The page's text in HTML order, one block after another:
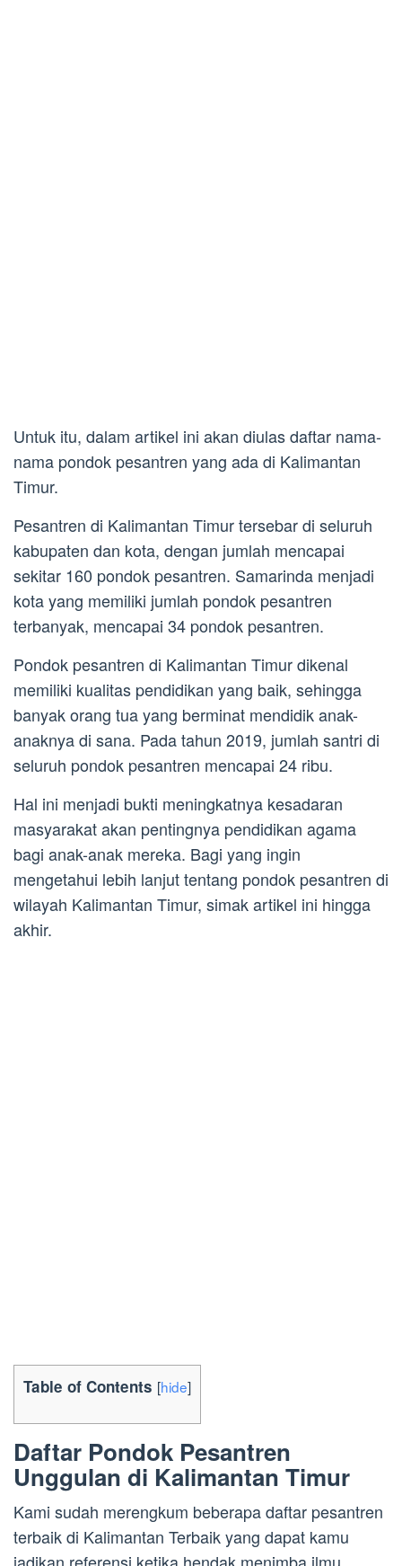
Untuk itu, dalam artikel ini akan diulas daftar nama-
nama pondok pesantren yang ada di Kalimantan
Timur.
Pesantren di Kalimantan Timur tersebar di seluruh
kabupaten dan kota, dengan jumlah mencapai
sekitar 160 pondok pesantren. Samarinda menjadi
kota yang memiliki jumlah pondok pesantren
terbanyak, mencapai 34 pondok pesantren.
Pondok pesantren di Kalimantan Timur dikenal
memiliki kualitas pendidikan yang baik, sehingga
banyak orang tua yang berminat mendidik anak-
anaknya di sana. Pada tahun 2019, jumlah santri di
seluruh pondok pesantren mencapai 24 ribu.
Hal ini menjadi bukti meningkatnya kesadaran
masyarakat akan pentingnya pendidikan agama
bagi anak-anak mereka. Bagi yang ingin
mengetahui lebih lanjut tentang pondok pesantren di
wilayah Kalimantan Timur, simak artikel ini hingga
akhir.
Table of Contents [hide]
Daftar Pondok Pesantren
Unggulan di Kalimantan Timur
Kami sudah merengkum beberapa daftar pesantren
terbaik di Kalimantan Terbaik yang dapat kamu
jadikan referensi ketika hendak menimba ilmu